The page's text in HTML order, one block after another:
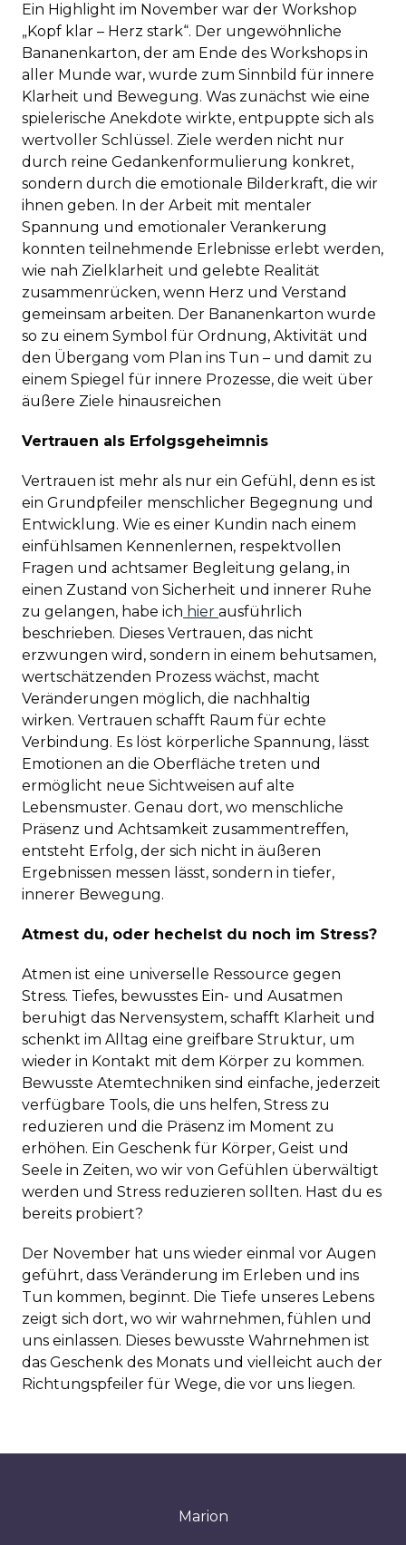
Ein Highlight im November war der Workshop
„Kopf klar – Herz stark“. Der ungewöhnliche
Bananenkarton, der am Ende des Workshops in
aller Munde war, wurde zum Sinnbild für innere
Klarheit und Bewegung. Was zunächst wie eine
spielerische Anekdote wirkte, entpuppte sich als
wertvoller Schlüssel. Ziele werden nicht nur
durch reine Gedankenformulierung konkret,
sondern durch die emotionale Bilderkraft, die wir
ihnen geben. In der Arbeit mit mentaler
Spannung und emotionaler Verankerung
konnten teilnehmende Erlebnisse erlebt werden,
wie nah Zielklarheit und gelebte Realität
zusammenrücken, wenn Herz und Verstand
gemeinsam arbeiten. Der Bananenkarton wurde
so zu einem Symbol für Ordnung, Aktivität und
den Übergang vom Plan ins Tun – und damit zu
einem Spiegel für innere Prozesse, die weit über
äußere Ziele hinausreichen
Vertrauen als Erfolgsgeheimnis
Vertrauen ist mehr als nur ein Gefühl, denn es ist
ein Grundpfeiler menschlicher Begegnung und
Entwicklung. Wie es einer Kundin nach einem
einfühlsamen Kennenlernen, respektvollen
Fragen und achtsamer Begleitung gelang, in
einen Zustand von Sicherheit und innerer Ruhe
zu gelangen, habe ich hier ausführlich
beschrieben. Dieses Vertrauen, das nicht
erzwungen wird, sondern in einem behutsamen,
wertschätzenden Prozess wächst, macht
Veränderungen möglich, die nachhaltig
wirken. Vertrauen schafft Raum für echte
Verbindung. Es löst körperliche Spannung, lässt
Emotionen an die Oberfläche treten und
ermöglicht neue Sichtweisen auf alte
Lebensmuster. Genau dort, wo menschliche
Präsenz und Achtsamkeit zusammentreffen,
entsteht Erfolg, der sich nicht in äußeren
Ergebnissen messen lässt, sondern in tiefer,
innerer Bewegung.
Atmest du, oder hechelst du noch im Stress?
Atmen ist eine universelle Ressource gegen
Stress. Tiefes, bewusstes Ein- und Ausatmen
beruhigt das Nervensystem, schafft Klarheit und
schenkt im Alltag eine greifbare Struktur, um
wieder in Kontakt mit dem Körper zu kommen.
Bewusste Atemtechniken sind einfache, jederzeit
verfügbare Tools, die uns helfen, Stress zu
reduzieren und die Präsenz im Moment zu
erhöhen. Ein Geschenk für Körper, Geist und
Seele in Zeiten, wo wir von Gefühlen überwältigt
werden und Stress reduzieren sollten. Hast du es
bereits probiert?
Der November hat uns wieder einmal vor Augen
geführt, dass Veränderung im Erleben und ins
Tun kommen, beginnt. Die Tiefe unseres Lebens
zeigt sich dort, wo wir wahrnehmen, fühlen und
uns einlassen. Dieses bewusste Wahrnehmen ist
das Geschenk des Monats und vielleicht auch der
Richtungspfeiler für Wege, die vor uns liegen.
Marion